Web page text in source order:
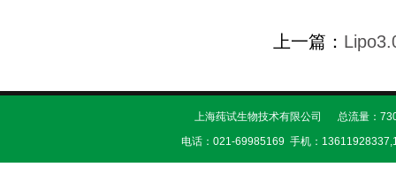
上一篇：
上海莼试生物技术有限公司 总流量：
电话：021-69985169 手机：